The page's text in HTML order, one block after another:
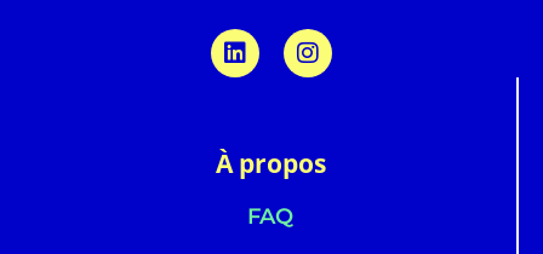
À propos
FAQ